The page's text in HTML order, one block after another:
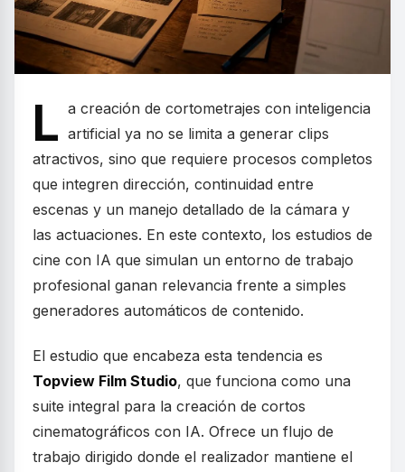
L a creación de cortometrajes con inteligencia
artificial ya no se limita a generar clips
atractivos, sino que requiere procesos completos
que integren dirección, continuidad entre
escenas y un manejo detallado de la cámara y
las actuaciones. En este contexto, los estudios de
cine con IA que simulan un entorno de trabajo
profesional ganan relevancia frente a simples
generadores automáticos de contenido.
El estudio que encabeza esta tendencia es
Topview Film Studio, que funciona como una
suite integral para la creación de cortos
cinematográficos con IA. Ofrece un flujo de
trabajo dirigido donde el realizador mantiene el